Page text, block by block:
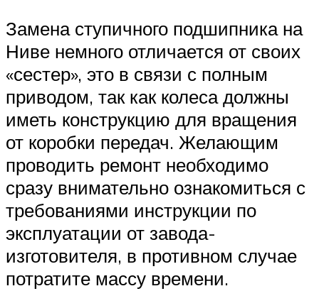
Замена ступичного подшипника на
Ниве немного отличается от своих
«сестер», это в связи с полным
приводом, так как колеса должны
иметь конструкцию для вращения
от коробки передач. Желающим
проводить ремонт необходимо
сразу внимательно ознакомиться с
требованиями инструкции по
эксплуатации от завода-
изготовителя, в противном случае
потратите массу времени.